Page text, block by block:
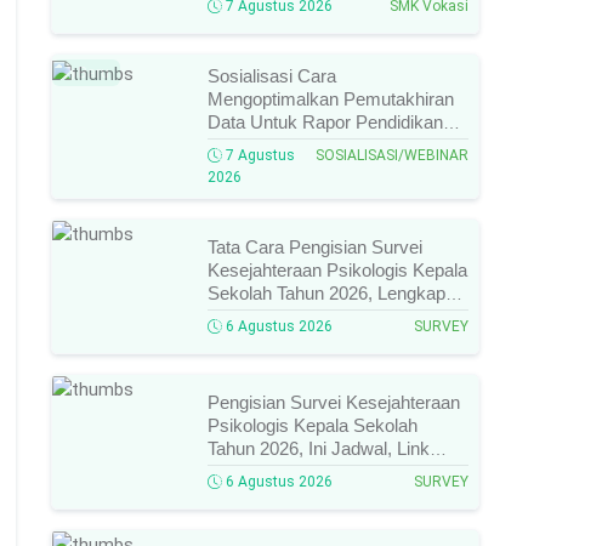
Pendaftarannya!
7 Agustus 2026 SMK Vokasi
Baru
Sosialisasi Cara
Mengoptimalkan Pemutakhiran
Data Untuk Rapor Pendidikan
Tahun 2026, Ini Jadwal, Materi,
Narasumber, Dan Link
7 Agustus
2026
SOSIALISASI/WEBINAR
Tata Cara Pengisian Survei
Kesejahteraan Psikologis Kepala
Sekolah Tahun 2026, Lengkap
Link Resmi, Jadwal, Panduan,
Dan Hal Yang Wajib
Diperhatikan!
6 Agustus 2026 SURVEY
Pengisian Survei Kesejahteraan
Psikologis Kepala Sekolah
Tahun 2026, Ini Jadwal, Link
Resmi, Cara Pengisian, Dan
Ketentuan Lengkapnya!
6 Agustus 2026 SURVEY